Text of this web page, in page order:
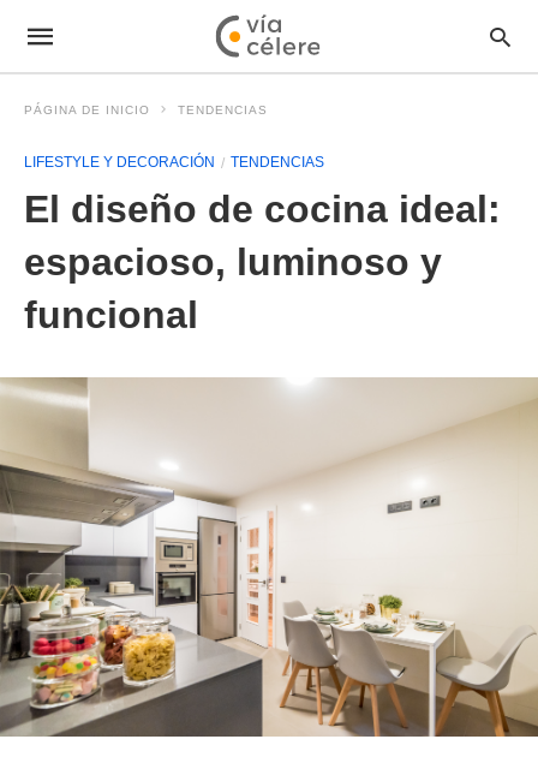
PÁGINA DE INICIO TENDENCIAS
LIFESTYLE Y DECORACIÓN TENDENCIAS
El diseño de cocina ideal:
espacioso, luminoso y
funcional